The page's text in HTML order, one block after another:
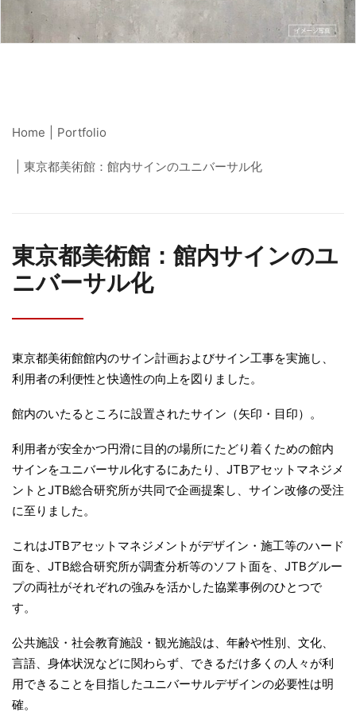
Home Portfolio
東京都美術館：館内サインのユニバーサル化
東京都美術館：館内サインのユ
ニバーサル化
東京都美術館館内のサイン計画およびサイン工事を実施し、
利用者の利便性と快適性の向上を図りました。
館内のいたるところに設置されたサイン（矢印・目印）。
利用者が安全かつ円滑に目的の場所にたどり着くための館内
サインをユニバーサル化するにあたり、JTBアセットマネジメ
ントとJTB総合研究所が共同で企画提案し、サイン改修の受注
に至りました。
これはJTBアセットマネジメントがデザイン・施工等のハード
面を、JTB総合研究所が調査分析等のソフト面を、JTBグルー
プの両社がそれぞれの強みを活かした協業事例のひとつで
す。
公共施設・社会教育施設・観光施設は、年齢や性別、文化、
言語、身体状況などに関わらず、できるだけ多くの人々が利
用できることを目指したユニバーサルデザインの必要性は明
確。